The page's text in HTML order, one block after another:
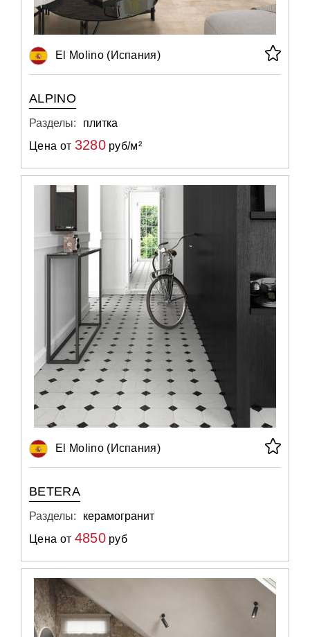
El Molino (Испания)
ALPINO
Разделы:
плитка
Цена от 3280руб/м²
El Molino (Испания)
BETERA
Разделы:
керамогранит
Цена от 4850руб